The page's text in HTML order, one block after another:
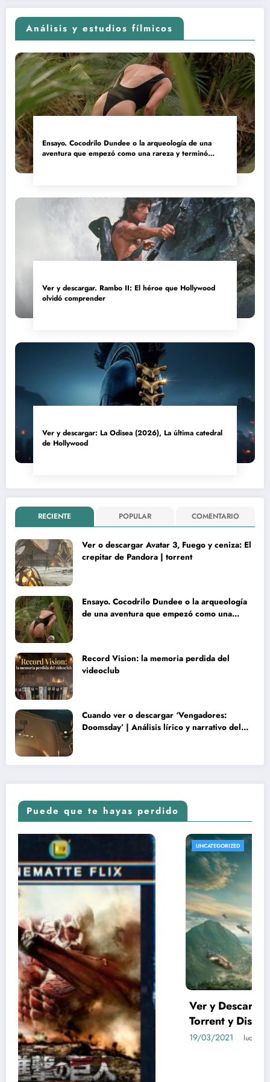
Análisis y estudios fílmicos
Ensayo. Cocodrilo Dundee o la arqueología de una
aventura que empezó como una rareza y terminó
Ver y descargar. Rambo II: El héroe que Hollywood
olvidó comprender
Ver y descargar: La Odisea (2026), La última catedral
de Hollywood
RECIENTE POPULAR COMENTARIO
Ver o descargar Avatar 3, Fuego y ceniza: El
crepitar de Pandora | torrent
Ensayo. Cocodrilo Dundee o la arqueología
de una aventura que empezó como una
Record Vision: la memoria perdida del
videoclub
Cuando ver o descargar ‘Vengadores:
Doomsday’ | Análisis lírico y narrativo del
Puede que te hayas perdido
UNCATEGORIZED